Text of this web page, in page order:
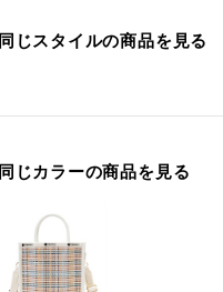
同じスタイルの商品を見る
同じカラーの商品を見る